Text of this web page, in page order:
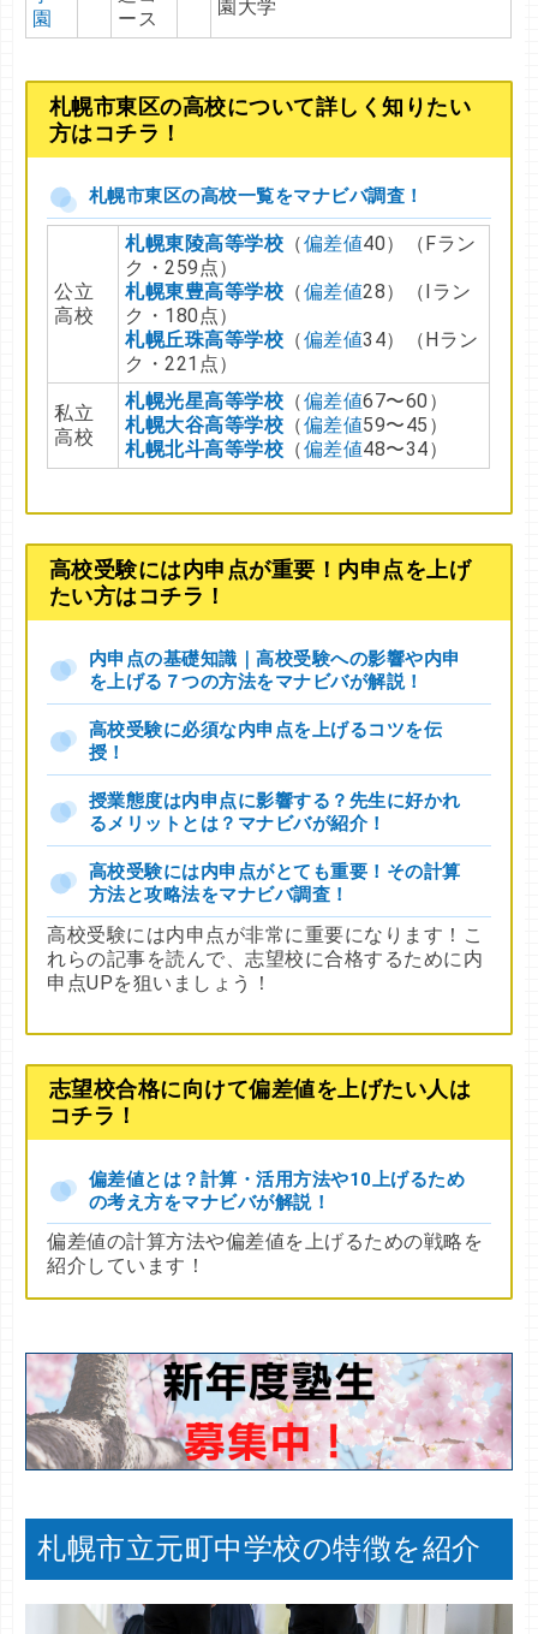
園
ース
園大学
札幌市東区の高校について詳しく知りたい
方はコチラ！
札幌市東区の高校一覧をマナビバ調査！
公立
高校
札幌東陵高等学校 （偏差値40）（Fラン
ク・259点）
札幌東豊高等学校 （偏差値28）（Iラン
ク・180点）
札幌丘珠高等学校 （偏差値34）（Hラン
ク・221点）
私立
高校
札幌光星高等学校 （偏差値67〜60）
札幌大谷高等学校 （偏差値59〜45）
札幌北斗高等学校 （偏差値48〜34）
高校受験には内申点が重要！内申点を上げ
たい方はコチラ！
内申点の基礎知識｜高校受験への影響や内申
を上げる７つの方法をマナビバが解説！
高校受験に必須な内申点を上げるコツを伝
授！
授業態度は内申点に影響する？先生に好かれ
るメリットとは？マナビバが紹介！
高校受験には内申点がとても重要！その計算
方法と攻略法をマナビバ調査！
高校受験には内申点が非常に重要になります！こ
れらの記事を読んで、志望校に合格するために内
申点UPを狙いましょう！
志望校合格に向けて偏差値を上げたい人は
コチラ！
偏差値とは？計算・活用方法や10上げるため
の考え方をマナビバが解説！
偏差値の計算方法や偏差値を上げるための戦略を
紹介しています！
札幌市立元町中学校の特徴を紹介